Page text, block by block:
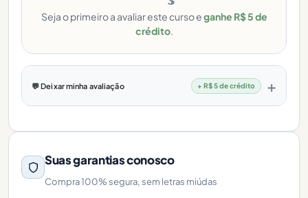
Seja o primeiro a avaliar este curso eganhe R$ 5 de
crédito.
💬 Deixar minha avaliação + R$ 5 de crédito
Suas garantias conosco
Compra 100% segura, sem letras miúdas